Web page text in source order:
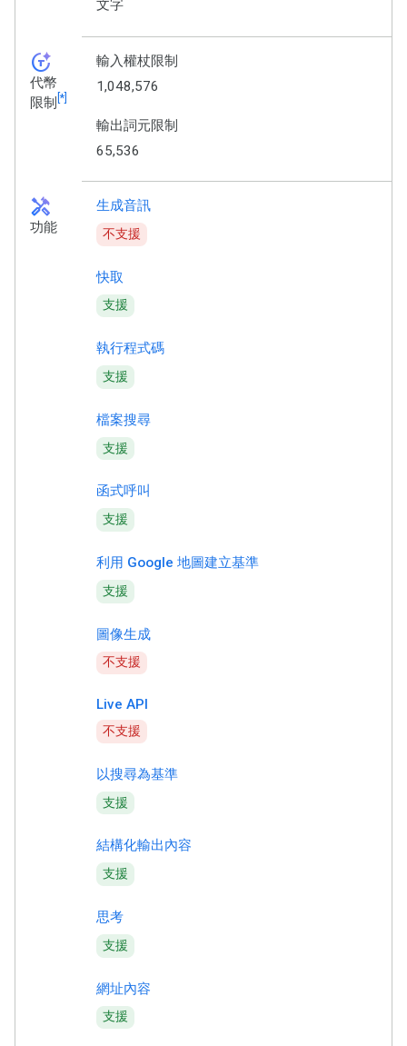
文字
token_auto
代幣
限制 [*]
輸入權杖限制
1,048,576
輸出詞元限制
65,536
handyman
功能
生成音訊
不支援
快取
支援
執行程式碼
支援
檔案搜尋
支援
函式呼叫
支援
利用 Google 地圖建立基準
支援
圖像生成
不支援
Live API
不支援
以搜尋為基準
支援
結構化輸出內容
支援
思考
支援
網址內容
支援